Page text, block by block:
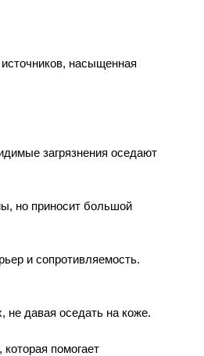
, насыщенная
загрязнения оседают
, но приносит большой
и сопротивляемость.
, не давая оседать на коже.
, которая помогает